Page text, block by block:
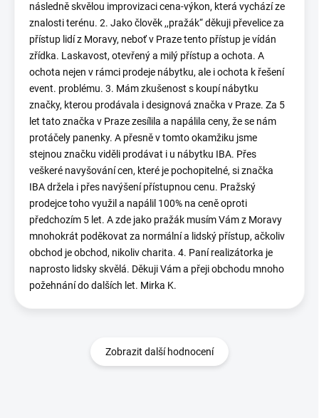
následně skvělou improvizaci cena-výkon, která vychází ze
znalosti terénu. 2. Jako člověk ,,pražák“ děkuji převelice za
přístup lidí z Moravy, neboť v Praze tento přístup je vídán
zřídka. Laskavost, otevřený a milý přístup a ochota. A
ochota nejen v rámci prodeje nábytku, ale i ochota k řešení
event. problému. 3. Mám zkušenost s koupí nábytku
značky, kterou prodávala i designová značka v Praze. Za 5
let tato značka v Praze zesílila a napálila ceny, že se nám
protáčely panenky. A přesně v tomto okamžiku jsme
stejnou značku viděli prodávat i u nábytku IBA. Přes
veškeré navyšování cen, které je pochopitelné, si značka
IBA držela i přes navýšení přístupnou cenu. Pražský
prodejce toho využil a napálil 100% na ceně oproti
předchozím 5 let. A zde jako pražák musím Vám z Moravy
mnohokrát poděkovat za normální a lidský přístup, ačkoliv
obchod je obchod, nikoliv charita. 4. Paní realizátorka je
naprosto lidsky skvělá. Děkuji Vám a přeji obchodu mnoho
požehnání do dalších let. Mirka K.
Zobrazit další hodnocení